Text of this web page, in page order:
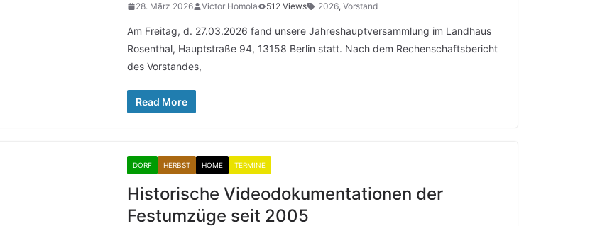
28. März 2026 Victor Homola 512 Views 2026, Vorstand
Am Freitag, d. 27.03.2026 fand unsere Jahreshauptversammlung im Landhaus
Rosenthal, Hauptstraße 94, 13158 Berlin statt. Nach dem Rechenschaftsbericht
des Vorstandes,
Read More
DORF HERBST HOME TERMINE
Historische Videodokumentationen der
Festumzüge seit 2005